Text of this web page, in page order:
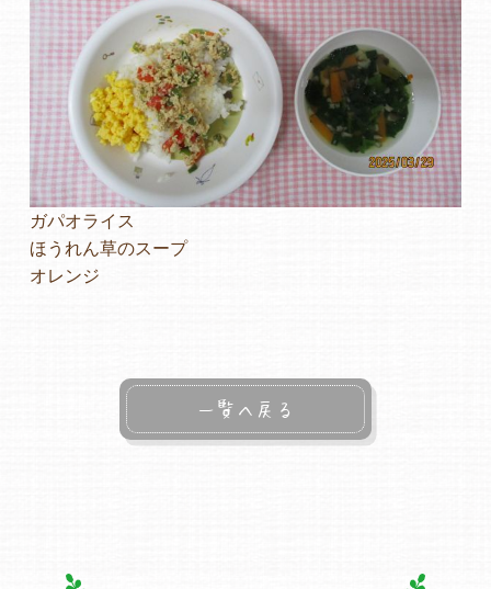
入園・見学の問い合わせ
在園児保護者の方へ
ヒーローズ保育園
ガパオライス
ほうれん草のスープ
オレンジ
一覧へ戻る